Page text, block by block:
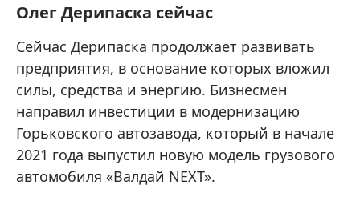
Олег Дерипаска сейчас
Сейчас Дерипаска продолжает развивать
предприятия, в основание которых вложил
силы, средства и энергию. Бизнесмен
направил инвестиции в модернизацию
Горьковского автозавода, который в начале
2021 года выпустил новую модель грузового
автомобиля «Валдай NEXT».